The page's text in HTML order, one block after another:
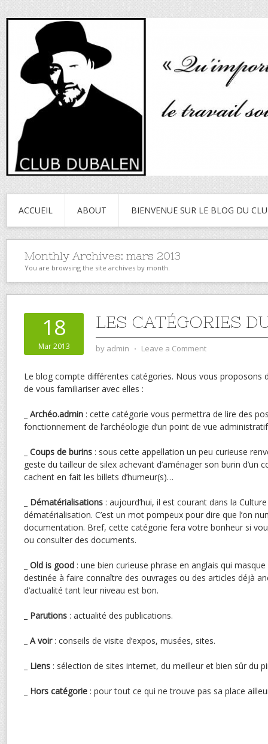
ACCUEIL ABOUT BIENVENUE SUR LE BLOG DU
Monthly Archives: mars 2013
You are browsing the site archives by month.
18
Mar 2013
LES CATÉGORIES
by admin ⋅ Leave a Comment
Le blog compte différentes catégories. Nous vous proposons
de vous familiariser avec elles :
Archéo.admin : cette catégorie vous permettra de lire des
fonctionnement de l’archéologie d’un point de vue
Coups de burins : sous cette appellation un peu curieuse
geste du tailleur de silex achevant d’aménager son burin d’un
cachent en fait les billets d’humeur(s)…
Dématérialisations : aujourd’hui, il est courant dans la
dématérialisation. C’est un mot pompeux pour dire que l’on
documentation. Bref, cette catégorie fera votre bonheur si
ou consulter des documents.
Old is good : une bien curieuse phrase en anglais qui
destinée à faire connaître des ouvrages ou des articles déjà
d’actualité tant leur niveau est bon.
Parutions : actualité des publications.
A voir: conseils de visite d’expos, musées, sites.
Liens : sélection de sites internet, du meilleur et bien sûr du
Hors catégorie : pour tout ce qui ne trouve pas sa place